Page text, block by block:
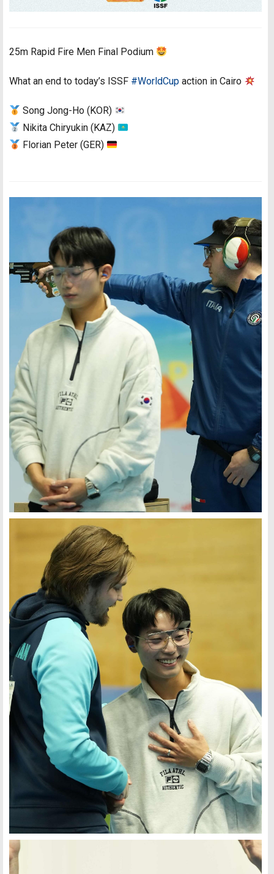
25m Rapid Fire Men Final Podium
What an end to today’s ISSF #WorldCup action in Cairo
Song Jong-Ho (KOR)
Nikita Chiryukin (KAZ)
Florian Peter (GER)